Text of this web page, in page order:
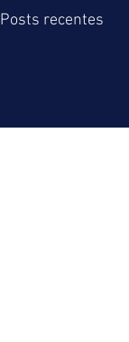
Posts recentes